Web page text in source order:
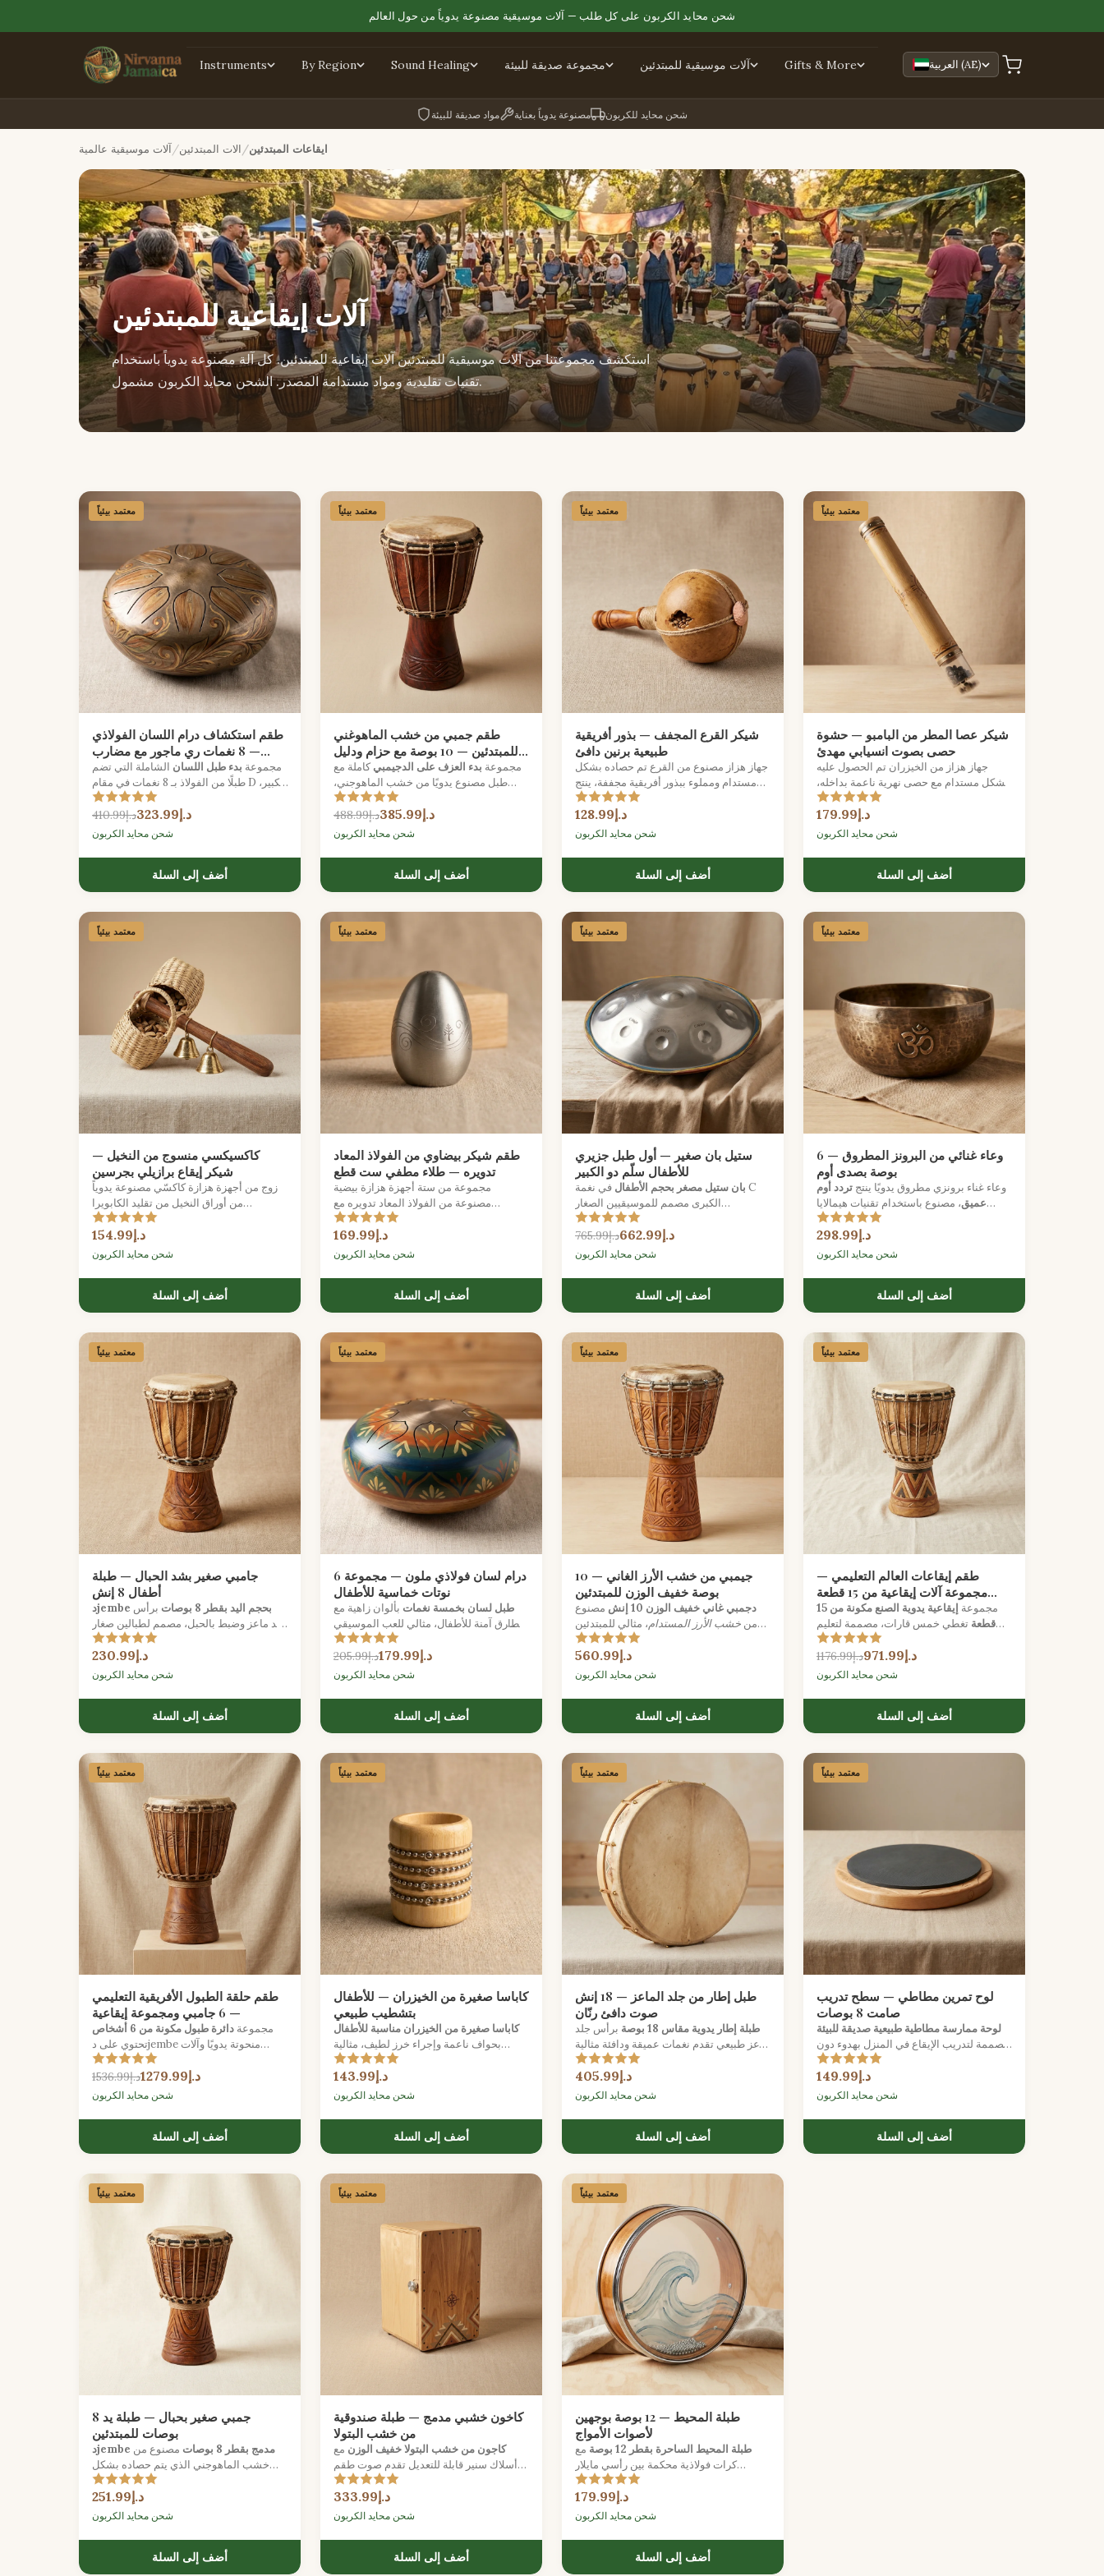
شحن محايد الكربون على كل طلب — آلات موسيقية مصنوعة يدوياً من حول العالم
Instruments By Region Sound Healing مجموعة صديقة للبيئة آلات موسيقية للمبتدئين Gifts & More العربية (AE)
مواد صديقة للبيئة مصنوعة يدوياً بعناية شحن محايد للكربون
آلات موسيقية عالمية الات المبتدئين ايقاعات المبتدئين
آلات إيقاعية للمبتدئين
استكشف مجموعتنا من آلات موسيقية للمبتدئين آلات إيقاعية للمبتدئين. كل آلة مصنوعة يدوياً باستخدام
تقنيات تقليدية ومواد مستدامة المصدر. الشحن محايد الكربون مشمول.
معتمد بيئياً
طقم استكشاف درام اللسان الفولاذي
— 8 نغمات ري ماجور مع مضارب
وحقيبة
مجموعة بدء طبل اللسان الشاملة التي تضم
طبلًا من الفولاذ بـ 8 نغمات في مقام D الكبير،
ومطارق مطاطية، وأصابع للعزف، وحقيبة
حمل مبطنة. د.إ410.99 د.إ323.99
شحن محايد الكربون
أضف إلى السلة
معتمد بيئياً
طقم جمبي من خشب الماهوغني
للمبتدئين — 10 بوصة مع حزام ودليل
إيقاع
مجموعة بدء العزف على الدجيمبي كاملة مع
طبل مصنوع يدويًا من خشب الماهوجني،
رأس من جلد الماعز، حزام كتف قابل
د.إ488.99 د.إ385.99
شحن محايد الكربون
أضف إلى السلة
معتمد بيئياً
شيكر القرع المجفف — بذور أفريقية
طبيعية برنين دافئ
جهاز هزاز مصنوع من القرع تم حصاده بشكل
مستدام ومملوء ببذور أفريقية مجففة، ينتج
د.إ128.99
شحن محايد الكربون
أضف إلى السلة
معتمد بيئياً
شيكر عصا المطر من البامبو — حشوة
حصى بصوت انسيابي مهدئ
جهاز هزاز من الخيزران تم الحصول عليه
بشكل مستدام مع حصى نهرية ناعمة بداخله،
د.إ179.99
شحن محايد الكربون
أضف إلى السلة
معتمد بيئياً
كاكسيكسي منسوج من النخيل —
شيكر إيقاع برازيلي بجرسين
زوج من أجهزة هزازة كاكسّي مصنوعة يدوياً
من أوراق النخيل من تقليد الكابويرا
د.إ154.99
شحن محايد الكربون
أضف إلى السلة
معتمد بيئياً
طقم شيكر بيضاوي من الفولاذ المعاد
تدويره — طلاء مطفي ست قطع
مجموعة من ستة أجهزة هزازة بيضية
مصنوعة من الفولاذ المعاد تدويره مع
تشطيب غير لامع ناعم، تقدم نغمة ساطعة
د.إ169.99
شحن محايد الكربون
أضف إلى السلة
معتمد بيئياً
ستيل بان صغير — أول طبل جزيري
للأطفال سلّم دو الكبير
بان ستيل مصغر بحجم الأطفال في نغمة C
الكبرى مصمم للموسيقيين الصغار
د.إ765.99 د.إ662.99
شحن محايد الكربون
أضف إلى السلة
معتمد بيئياً
وعاء غنائي من البرونز المطروق — 6
بوصة بصدى أوم
وعاء غناء برونزي مطروق يدويًا ينتج تردد أوم
عميق، مصنوع باستخدام تقنيات هيمالايا
التقليدية.
د.إ298.99
شحن محايد الكربون
أضف إلى السلة
معتمد بيئياً
جامبي صغير بشد الحبال — طبلة
أطفال 8 إنش
دjembe بحجم اليد بقطر 8 بوصات
برأس
جلد ماعز وضبط بالحبل، مصمم لطبالين صغار
د.إ230.99
شحن محايد الكربون
أضف إلى السلة
معتمد بيئياً
درام لسان فولاذي ملون — مجموعة 6
نوتات خماسية للأطفال
طبل لسان بخمسة نغمات بألوان زاهية مع
مطارق آمنة للأطفال، مثالي للعب الموسيقي
د.إ205.99 د.إ179.99
شحن محايد الكربون
أضف إلى السلة
معتمد بيئياً
جيمبي من خشب الأرز الغاني — 10
بوصة خفيف الوزن للمبتدئين
دجمبي غاني خفيف الوزن 10 إنش
مصنوع
من خشب الأرز المستدام، مثالي للمبتدئين
واللاعبين الأصغر سناً الذين يسعون للحصول
د.إ560.99
شحن محايد الكربون
أضف إلى السلة
معتمد بيئياً
طقم إيقاعات العالم التعليمي —
مجموعة آلات إيقاعية من 15 قطعة
متعددة القارات
مجموعة
إيقاعية يدوية الصنع مكونة من 15
قطعة تغطي خمس قارات، مصممة لتعليم
الموسيقى في الفصول الدراسية وورش
د.إ1176.99 د.إ971.99
شحن محايد الكربون
أضف إلى السلة
معتمد بيئياً
طقم حلقة الطبول الأفريقية التعليمي
— 6 جامبي ومجموعة إيقاعية
مجموعة دائرة طبول مكونة من 6 أشخاص
تحتوي على دjembe منحوتة يدويًا وآلات
إيقاعية من غرب أفريقيا، مع دليل لتسهيل
صنع الموسيقى الجماعية.
د.إ1536.99 د.إ1279.99
شحن محايد الكربون
أضف إلى السلة
معتمد بيئياً
كاباسا صغيرة من الخيزران — للأطفال
بتشطيب طبيعي
كاباسا صغيرة من الخيزران مناسبة للأطفال
بحواف ناعمة وإجراء خرز لطيف، مثالية
د.إ143.99
شحن محايد الكربون
أضف إلى السلة
معتمد بيئياً
طبل إطار من جلد الماعز — 18 إنش
صوت دافئ رنّان
طبلة إطار يدوية مقاس 18 بوصة
برأس جلد
ماعز طبيعي تقدم نغمات عميقة ودافئة مثالية
د.إ405.99
شحن محايد الكربون
أضف إلى السلة
معتمد بيئياً
لوح تمرين مطاطي — سطح تدريب
صامت 8 بوصات
لوحة ممارسة مطاطية طبيعية صديقة للبيئة
مصممة لتدريب الإيقاع في المنزل بهدوء دون
إزعاج أسرتك.
د.إ149.99
شحن محايد الكربون
أضف إلى السلة
معتمد بيئياً
جمبي صغير بحبال — طبلة يد 8
بوصات للمبتدئين
دjembe مدمج بقطر 8 بوصات
مصنوع من
خشب الماهوجني الذي يتم حصاده بشكل
مستدام مع رأس جلد ماعز طبيعي، مثالي
للمبتدئين في استكشاف إيقاعات غرب
إفريقيا.
د.إ251.99
شحن محايد الكربون
أضف إلى السلة
معتمد بيئياً
كاخون خشبي مدمج — طبلة صندوقية
من خشب البتولا
كاجون من خشب البتولا خفيف الوزن مع
أسلاك سنير قابلة للتعديل تقدم صوت طقم
الطبول الكامل في حزمة محمولة مستدامة
د.إ333.99
شحن محايد الكربون
أضف إلى السلة
معتمد بيئياً
طبلة المحيط — 12 بوصة بوجهين
لأصوات الأمواج
طبلة المحيط الساحرة بقطر 12 بوصة
مع
كرات فولاذية محكمة بين رأسي مايلار
شفافين تعيد خلق صوت الأمواج المهدئ مع
د.إ179.99
شحن محايد الكربون
أضف إلى السلة